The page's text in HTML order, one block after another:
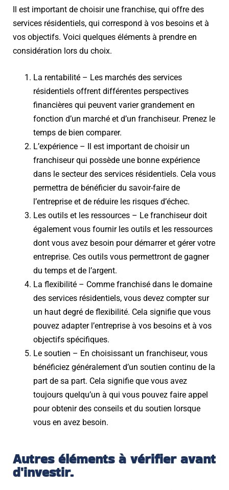
Il est important de choisir une franchise, qui offre des
services résidentiels, qui correspond à vos besoins et à
vos objectifs. Voici quelques éléments à prendre en
considération lors du choix.
La rentabilité – Les marchés des services
résidentiels offrent différentes perspectives
financières qui peuvent varier grandement en
fonction d’un marché et d’un franchiseur. Prenez le
temps de bien comparer.
L’expérience – Il est important de choisir un
franchiseur qui possède une bonne expérience
dans le secteur des services résidentiels. Cela vous
permettra de bénéficier du savoir-faire de
l’entreprise et de réduire les risques d’échec.
Les outils et les ressources – Le franchiseur doit
également vous fournir les outils et les ressources
dont vous avez besoin pour démarrer et gérer votre
entreprise. Ces outils vous permettront de gagner
du temps et de l’argent.
La flexibilité – Comme franchisé dans le domaine
des services résidentiels, vous devez compter sur
un haut degré de flexibilité. Cela signifie que vous
pouvez adapter l’entreprise à vos besoins et à vos
objectifs spécifiques.
Le soutien – En choisissant un franchiseur, vous
bénéficiez généralement d’un soutien continu de la
part de sa part. Cela signifie que vous avez
toujours quelqu’un à qui vous pouvez faire appel
pour obtenir des conseils et du soutien lorsque
vous en avez besoin.
Autres éléments à vérifier avant
d'investir.